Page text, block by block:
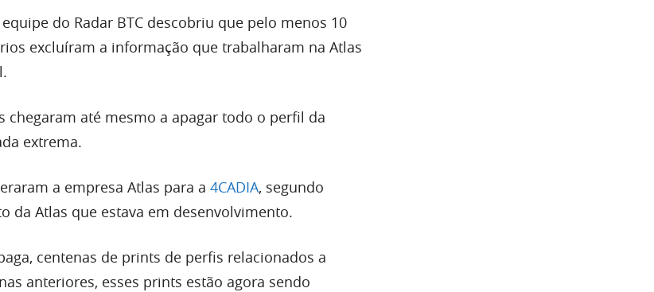
do Radar BTC descobriu que pelo menos 10
excluíram a informação que trabalharam na Atlas
chegaram até mesmo a apagar todo o perfil da
extrema.
a empresa Atlas para a 4CADIA, segundo
da Atlas que estava em desenvolvimento.
centenas de prints de perfis relacionados a
anteriores, esses prints estão agora sendo